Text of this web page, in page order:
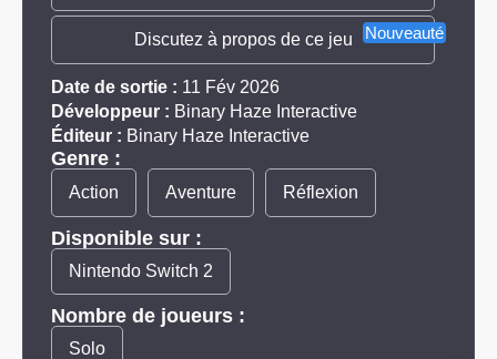
Nouveauté
Discutez à propos de ce jeu
Date de sortie : 11 Fév 2026
Développeur : Binary Haze Interactive
Éditeur : Binary Haze Interactive
Genre :
Action Aventure Réflexion
Disponible sur :
Nintendo Switch 2
Nombre de joueurs :
Solo